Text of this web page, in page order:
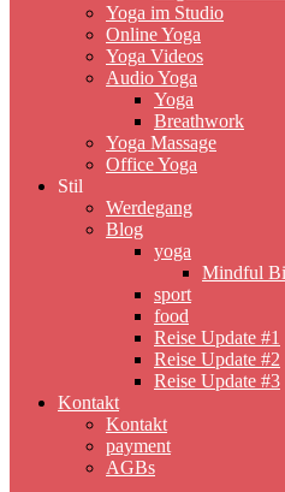
Yoga im Studio
Online Yoga
Yoga Videos
Audio Yoga
Yoga
Breathwork
Yoga Massage
Office Yoga
Stil
Werdegang
Blog
yoga
Mindful
sport
food
Reise Update #1
Reise Update #2
Reise Update #3
Kontakt
Kontakt
payment
AGBs